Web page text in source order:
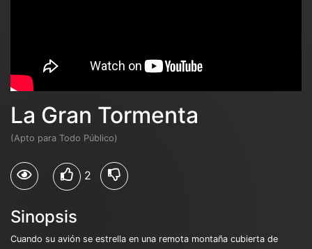
La Gran Tormenta
(Apto para Todo Público)
2
Sinopsis
Cuando su avión se estrella en una remota montaña cubierta de